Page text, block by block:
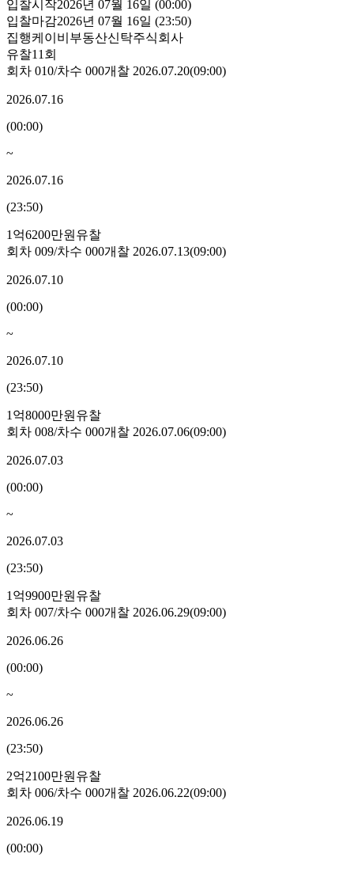
입찰시작2026년 07월 16일 (00:00)
입찰마감2026년 07월 16일 (23:50)
집행케이비부동산신탁주식회사
유찰11회
회차 010/차수 000개찰 2026.07.20(09:00)
2026.07.16
(00:00)
~
2026.07.16
(23:50)
1억6200만원 유찰
회차 009/차수 000개찰 2026.07.13(09:00)
2026.07.10
(00:00)
~
2026.07.10
(23:50)
1억8000만원 유찰
회차 008/차수 000개찰 2026.07.06(09:00)
2026.07.03
(00:00)
~
2026.07.03
(23:50)
1억9900만원 유찰
회차 007/차수 000개찰 2026.06.29(09:00)
2026.06.26
(00:00)
~
2026.06.26
(23:50)
2억2100만원 유찰
회차 006/차수 000개찰 2026.06.22(09:00)
2026.06.19
(00:00)